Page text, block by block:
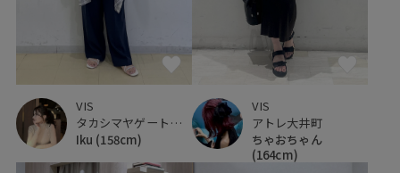
VIS
タカシマヤゲートタワーモール
Iku (158cm)
VIS
アトレ大井町
ちゃおちゃん
(164cm)